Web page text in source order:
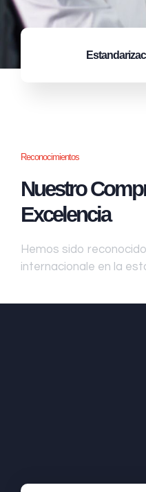
Reconocimientos
Nuestro
Excelencia
Hemos sido
internacionale en la